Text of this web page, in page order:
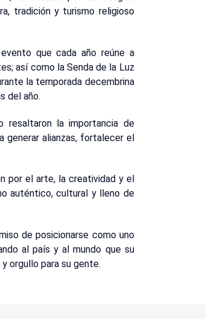
tradición y turismo religioso
que cada año reúne a
así como la Senda de la Luz
la temporada decembrina
del año.
resaltaron la importancia de
generar alianzas, fortalecer el
por el arte, la creatividad y el
auténtico, cultural y lleno de
de posicionarse como uno
al país y al mundo que su
orgullo para su gente.